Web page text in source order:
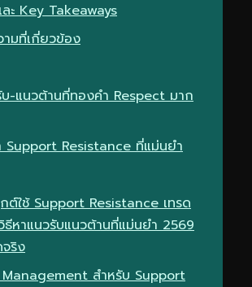
ะ Key Takeaways
มที่เกี่ยวข้อง
-แนวต้านที่ทองคำ Respect มาก
Support Resistance ที่แม่นยำ
ต์ใช้ Support Resistance เทรด
หาแนวรับแนวต้านที่แม่นยำ 2569
ริง
Management สำหรับ Support